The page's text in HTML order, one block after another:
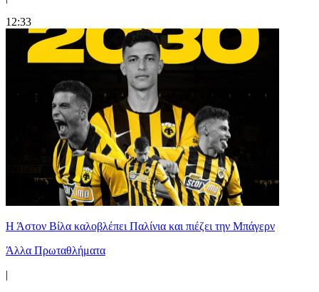
12:33
Η Άστον Βίλα καλοβλέπει Παλίνια και πιέζει την Μπάγερν
Άλλα Πρωταθλήματα
|